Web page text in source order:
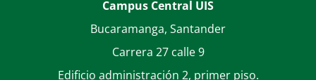
Campus Central UIS
Bucaramanga, Santander
Carrera 27 calle 9
Edificio administración 2, primer piso.